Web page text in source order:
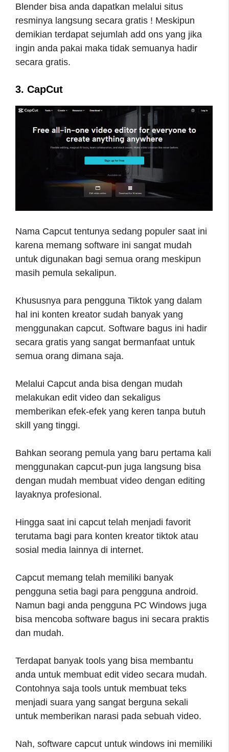
Blender bisa anda dapatkan melalui situs
resminya langsung secara gratis ! Meskipun
demikian terdapat sejumlah add ons yang jika
ingin anda pakai maka tidak semuanya hadir
secara gratis.
3. CapCut
Nama Capcut tentunya sedang populer saat ini
karena memang software ini sangat mudah
untuk digunakan bagi semua orang meskipun
masih pemula sekalipun.
Khususnya para pengguna Tiktok yang dalam
hal ini konten kreator sudah banyak yang
menggunakan capcut. Software bagus ini hadir
secara gratis yang sangat bermanfaat untuk
semua orang dimana saja.
Melalui Capcut anda bisa dengan mudah
melakukan edit video dan sekaligus
memberikan efek-efek yang keren tanpa butuh
skill yang tinggi.
Bahkan seorang pemula yang baru pertama kali
menggunakan capcut-pun juga langsung bisa
dengan mudah membuat video dengan editing
layaknya profesional.
Hingga saat ini capcut telah menjadi favorit
terutama bagi para konten kreator tiktok atau
sosial media lainnya di internet.
Capcut memang telah memiliki banyak
pengguna setia bagi para pengguna android.
Namun bagi anda pengguna PC Windows juga
bisa mencoba software bagus ini secara praktis
dan mudah.
Terdapat banyak tools yang bisa membantu
anda untuk membuat edit video secara mudah.
Contohnya saja tools untuk membuat teks
menjadi suara yang sangat berguna sekali
untuk memberikan narasi pada sebuah video.
Nah, software capcut untuk windows ini memiliki